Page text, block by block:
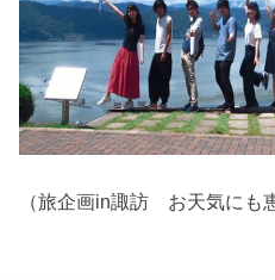
（旅企画in諏訪 お天気にも